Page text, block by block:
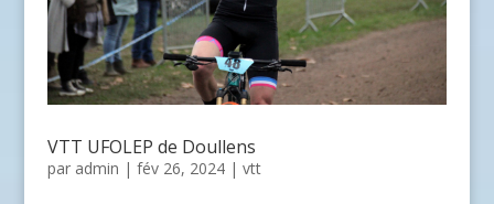
VTT UFOLEP de Doullens
par admin | fév 26, 2024 | vtt